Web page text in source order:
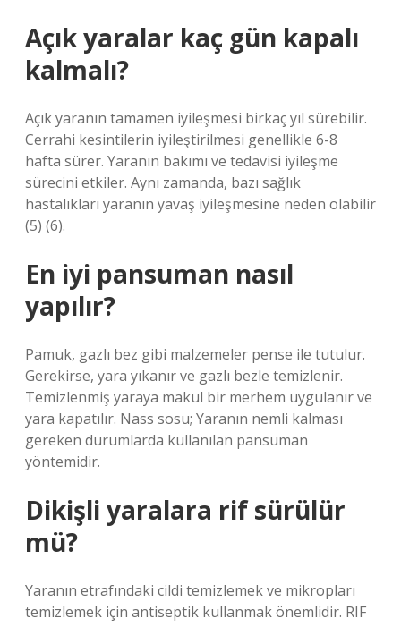
Açık yaralar kaç gün kapalı
kalmalı?
Açık yaranın tamamen iyileşmesi birkaç yıl sürebilir.
Cerrahi kesintilerin iyileştirilmesi genellikle 6-8
hafta sürer. Yaranın bakımı ve tedavisi iyileşme
sürecini etkiler. Aynı zamanda, bazı sağlık
hastalıkları yaranın yavaş iyileşmesine neden olabilir
(5) (6).
En iyi pansuman nasıl
yapılır?
Pamuk, gazlı bez gibi malzemeler pense ile tutulur.
Gerekirse, yara yıkanır ve gazlı bezle temizlenir.
Temizlenmiş yaraya makul bir merhem uygulanır ve
yara kapatılır. Nass sosu; Yaranın nemli kalması
gereken durumlarda kullanılan pansuman
yöntemidir.
Dikişli yaralara rif sürülür
mü?
Yaranın etrafındaki cildi temizlemek ve mikropları
temizlemek için antiseptik kullanmak önemlidir. RIF